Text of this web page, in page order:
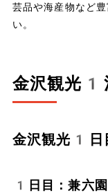
芸品や海産物など
い。
金沢観光1
金沢観光1日
1日目：兼六